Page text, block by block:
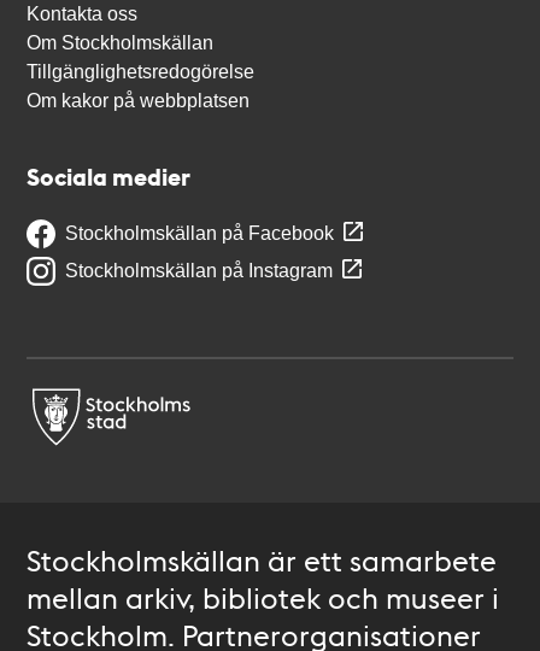
Kontakta oss
Om Stockholmskällan
Tillgänglighetsredogörelse
Om kakor på webbplatsen
Sociala medier
Stockholmskällan på Facebook
Stockholmskällan på Instagram
Stockholmskällan är ett samarbete
mellan arkiv, bibliotek och museer i
Stockholm. Partnerorganisationer